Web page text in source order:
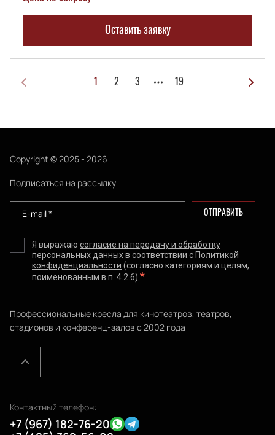
Оставить заявку
1 2 3 19
Copyright © 2025 - 2026
Подписаться на рассылку
Я выражаю согласие на передачу и обработку
персональных данныхв соответствии с Политикой
конфиденциальности (согласно категориям и целям,
поименованным в п. 4.2.6) *
ОТПРАВИТЬ
Профессиональные кресла для кинотеатров, театров,
стадионов и конференц-залов с 2002 года
Контактный телефон:
+7 (967) 182-76-20